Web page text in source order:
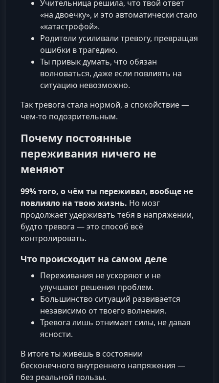
Учительница решила, что твой ответ
«на двоечку», и это автоматически стало
«катастрофой».
Родители усиливали тревогу, превращая
ошибки в трагедию.
Ты привык думать, что обязан
волноваться, даже если повлиять на
ситуацию невозможно.
Так тревога стала нормой, а спокойствие —
чем‑то подозрительным.
Почему постоянные
переживания ничего не
меняют
99% того, о чём ты переживал, вообще не
повлияло на твою жизнь. Но мозг
продолжает удерживать тебя в напряжении,
будто тревога — это способ всё
контролировать.
Что происходит на самом деле
Переживания не ускоряют и не
улучшают решения проблем.
Большинство ситуаций развивается
независимо от твоего волнения.
Тревога лишь отнимает силы, не давая
ясности.
В итоге ты живёшь в состоянии
бесконечного внутреннего напряжения —
без реальной пользы.